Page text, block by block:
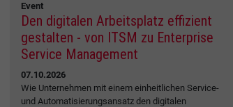
Event
Den digitalen Arbeitsplatz effizient
gestalten - von ITSM zu Enterprise
Service Management
07.10.2026
Wie Unternehmen mit einem einheitlichen Service-
und Automatisierungsansatz den digitalen